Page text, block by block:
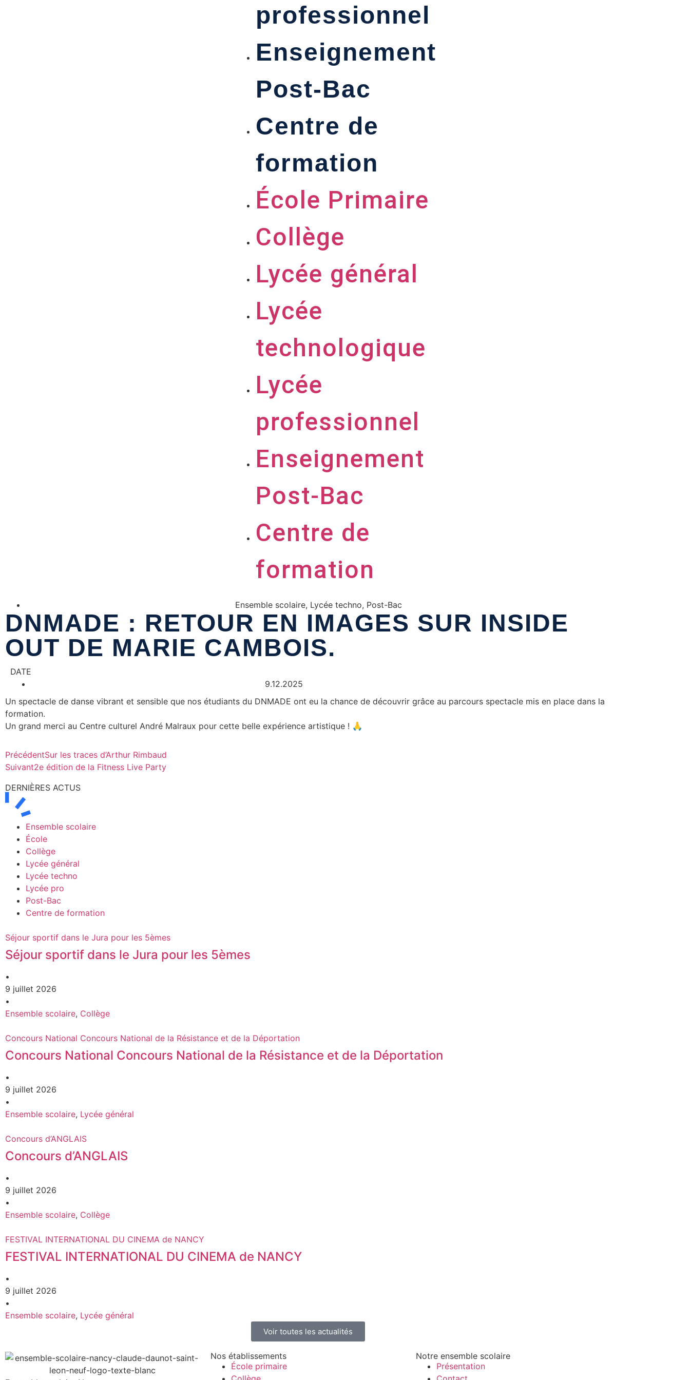
professionnel
Enseignement
Post-Bac
Centre de
formation
École Primaire
Collège
Lycée général
Lycée
technologique
Lycée
professionnel
Enseignement
Post-Bac
Centre de
formation
Ensemble scolaire, Lycée techno, Post-Bac
DNMADE : RETOUR EN IMAGES SUR INSIDE
OUT DE MARIE CAMBOIS.
DATE
9.12.2025
Un spectacle de danse vibrant et sensible que nos étudiants du DNMADE ont eu la chance de découvrir grâce au parcours spectacle mis en place dans la
formation.
Un grand merci au Centre culturel André Malraux pour cette belle expérience artistique ! 🙏
PrécédentSur les traces d’Arthur Rimbaud
Suivant2e édition de la Fitness Live Party
DERNIÈRES ACTUS
Ensemble scolaire
École
Collège
Lycée général
Lycée techno
Lycée pro
Post-Bac
Centre de formation
Séjour sportif dans le Jura pour les 5èmes
Séjour sportif dans le Jura pour les 5èmes
•
9 juillet 2026
•
Ensemble scolaire, Collège
Concours National Concours National de la Résistance et de la Déportation
Concours National Concours National de la Résistance et de la Déportation
•
9 juillet 2026
•
Ensemble scolaire, Lycée général
Concours d’ANGLAIS
Concours d’ANGLAIS
•
9 juillet 2026
•
Ensemble scolaire, Collège
FESTIVAL INTERNATIONAL DU CINEMA de NANCY
FESTIVAL INTERNATIONAL DU CINEMA de NANCY
•
9 juillet 2026
•
Ensemble scolaire, Lycée général
Voir toutes les actualités
Nos établissements
École primaire
Notre ensemble scolaire
Présentation